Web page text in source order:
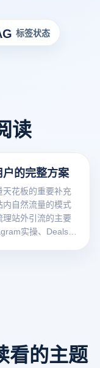
标签状态
读
的完整方案
花板的重要补充
自然流量的模式
站外引流的主要
实操、Deals平
看的主题